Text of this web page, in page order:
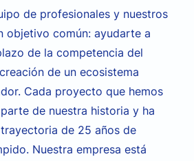
de profesionales y nuestros
objetivo común: ayudarte a
de la competencia del
de un ecosistema
Cada proyecto que hemos
de nuestra historia y ha
de 25 años de
Nuestra empresa está